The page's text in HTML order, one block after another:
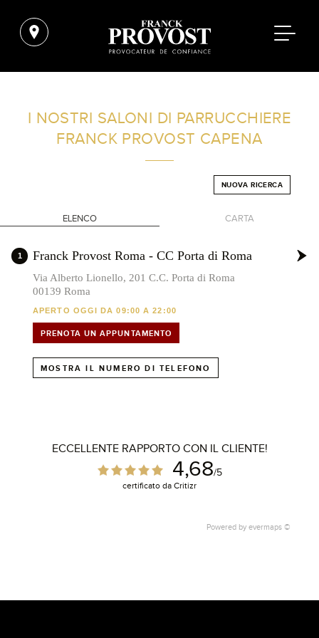
FILTRI AVANZATI
I NOSTRI SALONI DI PARRUCCHIERE
FRANCK PROVOST CAPENA
NUOVA RICERCA
ELENCO CARTA
+
1 Franck Provost Roma - CC Porta di Roma
Via Alberto Lionello, 201 C.C. Porta di Roma
00139 Roma
APERTO OGGI DA 09:00 A 22:00
PRENOTA UN APPUNTAMENTO
MOSTRA IL NUMERO DI TELEFONO
ECCELLENTE RAPPORTO CON IL CLIENTE!
4,68/5
certificato da Critizr
Powered by evermaps ©